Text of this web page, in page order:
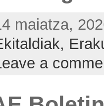
maiatza,
a